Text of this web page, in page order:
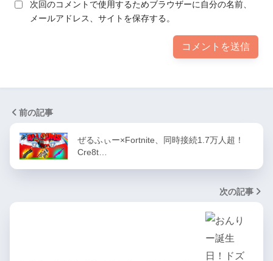
次回のコメントで使用するためブラウザーに自分の名前、
メールアドレス、サイトを保存する。
前の記事
ぜるふぃー×Fortnite、同時接続1.7万人超！
Cre8t…
次の記事